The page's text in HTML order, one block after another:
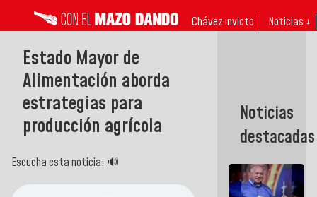
Chávez invicto Noticias ↓
Estado Mayor de
Alimentación aborda
estrategias para
producción agrícola
Escucha esta noticia: 🔊
Noticias
destacadas